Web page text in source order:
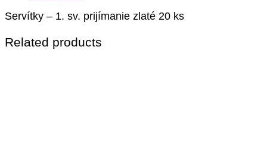
Servítky – 1. sv. prijímanie zlaté 20 ks
Related products